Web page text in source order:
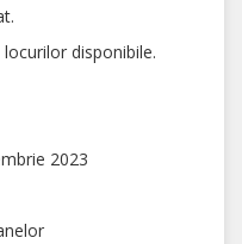
disponibile.
2023